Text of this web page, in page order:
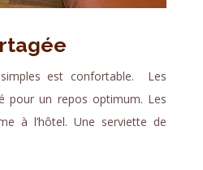
est confortable. Les
pour un repos optimum. Les
à l’hôtel. Une serviette de